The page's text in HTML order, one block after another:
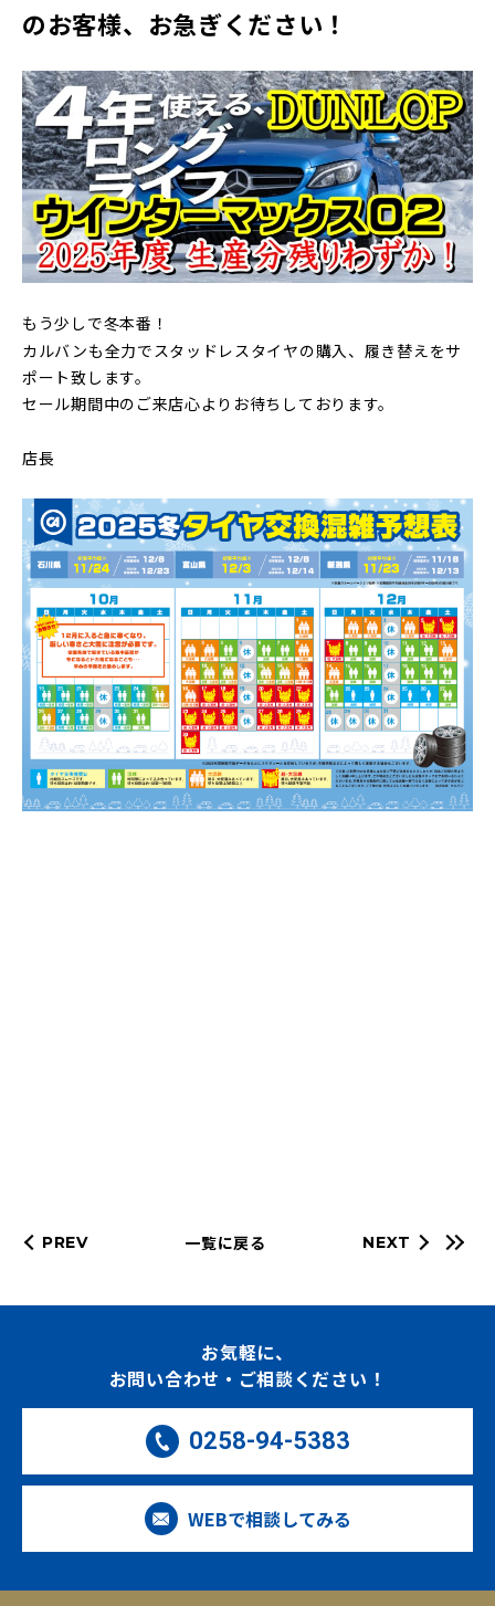
のお客様、お急ぎください！
もう少しで冬本番！
カルバンも全力でスタッドレスタイヤの購入、履き替えをサ
ポート致します。
セール期間中のご来店心よりお待ちしております。
店長
PREV 一覧に戻る NEXT
お気軽に、
お問い合わせ・ご相談ください！
0258-94-5383
WEBで相談してみる